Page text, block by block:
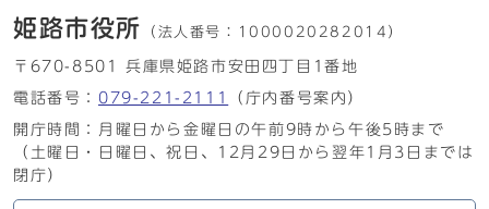
姫路市役所 （法人番号： 1000020282014）
〒670-8501 兵庫県姫路市安田四丁目1番地
電話番号： 079-221-2111
（庁内番号案内）
開庁時間：月曜日から金曜日の午前9時から午後5時まで
（土曜日・日曜日、祝日、12月29日から翌年1月3日までは
閉庁）